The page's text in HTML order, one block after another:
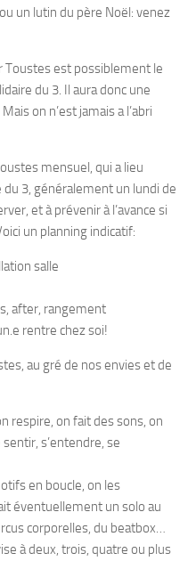
un lutin du père Noël: venez
Toustes est possiblement le
du 3. Il aura donc une
on n’est jamais a l’abri
mensuel, qui a lieu
du 3, généralement un lundi de
et à prévenir à l’avance si
un planning indicatif:
salle
after, rangement
rentre chez soi!
au gré de nos envies et de
respire, on fait des sons, on
s’entendre, se
en boucle, on les
éventuellement un solo au
corporelles, du beatbox…
à deux, trois, quatre ou plus